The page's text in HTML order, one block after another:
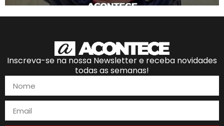
Inscreva-se na nossa Newsletter e receba novidades
todas as semanas!